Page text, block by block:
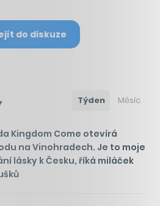
do diskuze
Týden Měsíc
Kingdom Come otevírá
na Vinohradech. Je to moje
lásky k Česku, říká miláček